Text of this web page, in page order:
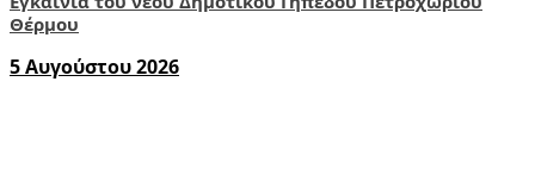
Θέρμου
5 Αυγούστου 2026